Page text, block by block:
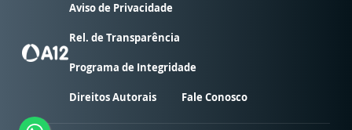
Aviso de Privacidade
Rel. de Transparência
Programa de Integridade
Direitos Autorais Fale Conosco